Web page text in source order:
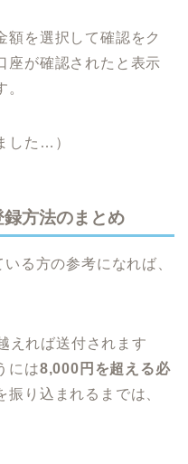
額を選択して確認をク
座が確認されたと表示
した…）
方法のまとめ
る方の参考になれば、
えれば送付されます
には8,000円を超える必
り込まれるまでは、